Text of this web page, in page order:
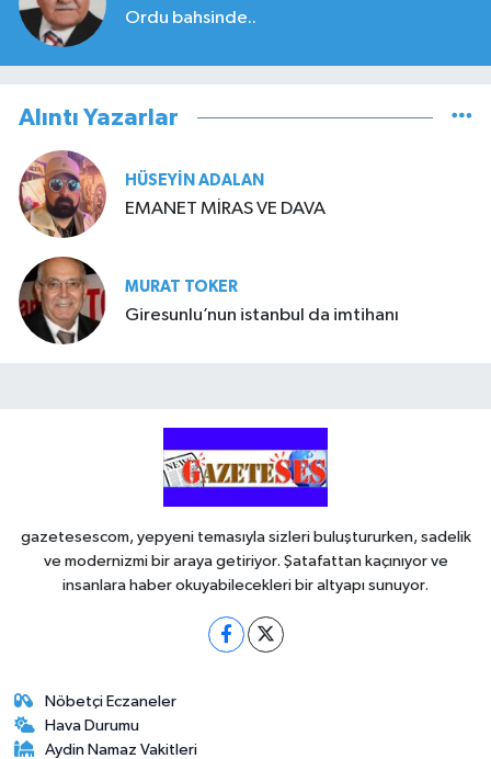
Ordu bahsinde..
Alıntı Yazarlar
HÜSEYIN ADALAN
EMANET MİRAS VE DAVA
MURAT TOKER
Giresunlu’nun istanbul da imtihanı
gazetesescom, yepyeni temasıyla sizleri buluştururken, sadelik
ve modernizmi bir araya getiriyor. Şatafattan kaçınıyor ve
insanlara haber okuyabilecekleri bir altyapı sunuyor.
Nöbetçi Eczaneler
Hava Durumu
Aydin Namaz Vakitleri